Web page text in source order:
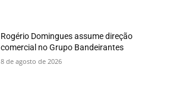
Rogério Domingues assume direção
comercial no Grupo Bandeirantes
8 de agosto de 2026